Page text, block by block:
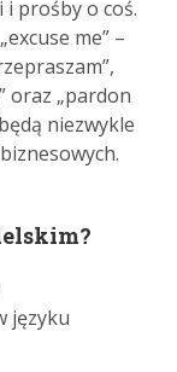
i prośby o coś.
me” –
oraz „pardon
niezwykle
języku